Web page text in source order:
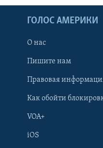
ГОЛОС АМЕРИКИ
О нас
Пишите нам
Правовая
Как обойти
VOA+
iOS